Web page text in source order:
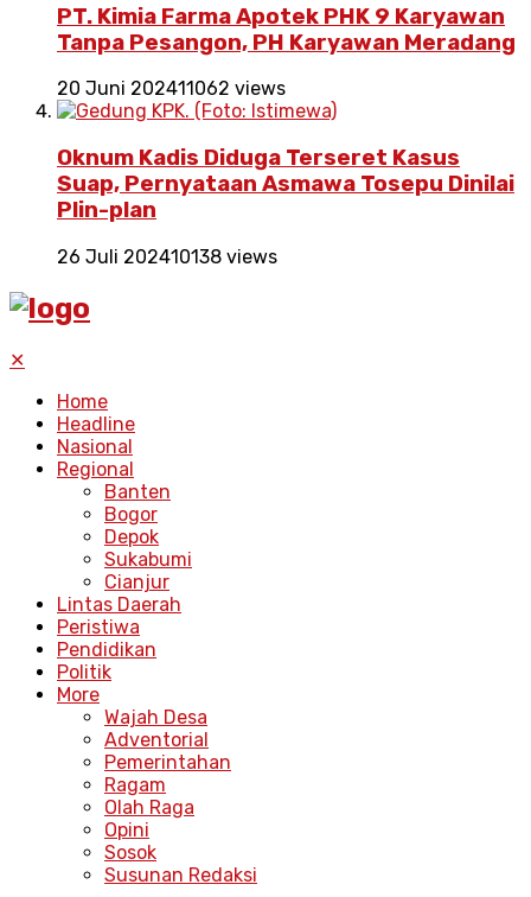
PT. Kimia Farma Apotek PHK 9 Karyawan
Tanpa Pesangon, PH Karyawan Meradang
20 Juni 202411062 views
Oknum Kadis Diduga Terseret Kasus
Suap, Pernyataan Asmawa Tosepu Dinilai
Plin-plan
26 Juli 202410138 views
✕
Home
Headline
Nasional
Regional
Banten
Bogor
Depok
Sukabumi
Cianjur
Lintas Daerah
Peristiwa
Pendidikan
Politik
More
Wajah Desa
Adventorial
Pemerintahan
Ragam
Olah Raga
Opini
Sosok
Susunan Redaksi